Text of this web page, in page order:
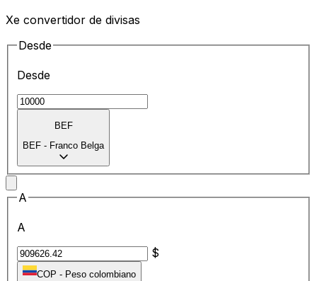
Xe convertidor de divisas
Desde
Desde
BEF
BEF - Franco Belga
A
A
$
COP - Peso colombiano